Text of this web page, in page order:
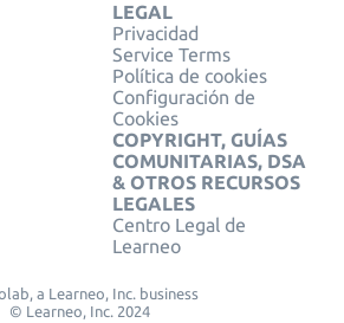
LEGAL
Privacidad
Service Terms
Política de cookies
Configuración de
Cookies
COPYRIGHT, GUÍAS
COMUNITARIAS, DSA
& OTROS RECURSOS
LEGALES
Centro Legal de
Learneo
a Learneo, Inc. business
© Learneo, Inc. 2024